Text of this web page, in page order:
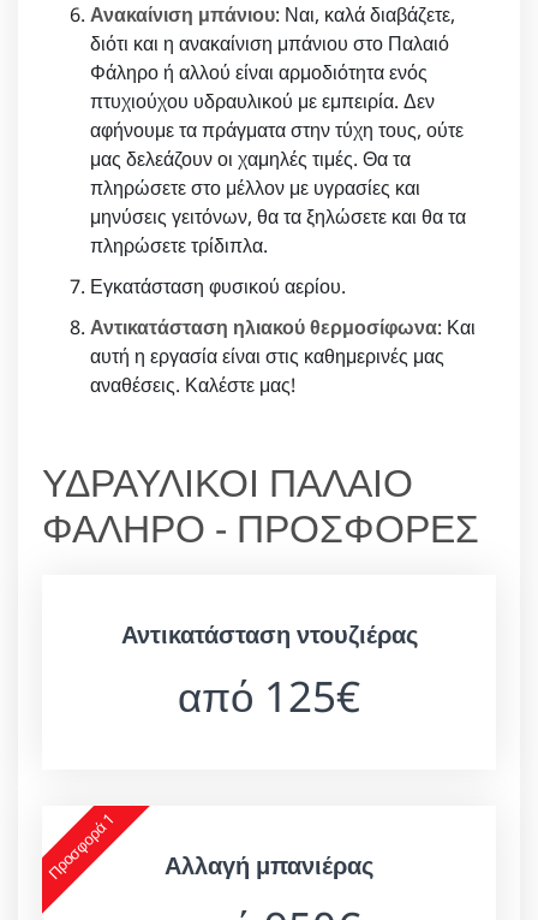
Ανακαίνιση μπάνιου: Ναι, καλά διαβάζετε,
διότι και η ανακαίνιση μπάνιου στο Παλαιό
Φάληρο ή αλλού είναι αρμοδιότητα ενός
πτυχιούχου υδραυλικού με εμπειρία. Δεν
αφήνουμε τα πράγματα στην τύχη τους, ούτε
μας δελεάζουν οι χαμηλές τιμές. Θα τα
πληρώσετε στο μέλλον με υγρασίες και
μηνύσεις γειτόνων, θα τα ξηλώσετε και θα τα
πληρώσετε τρίδιπλα.
Εγκατάσταση φυσικού αερίου.
Αντικατάσταση ηλιακού θερμοσίφωνα: Και
αυτή η εργασία είναι στις καθημερινές μας
αναθέσεις. Καλέστε μας!
ΥΔΡΑΥΛΙΚΟΙ ΠΑΛΑΙΟ
ΦΑΛΗΡΟ - ΠΡΟΣΦΟΡΕΣ
Αντικατάσταση ντουζιέρας
από 125€
Προσφορά 1 Αλλαγή μπανιέρας